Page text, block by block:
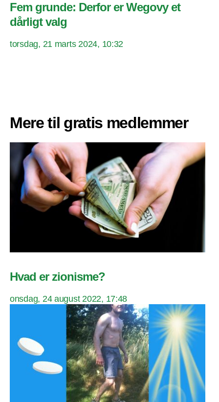
Fem grunde: Derfor er Wegovy et
dårligt valg
torsdag, 21 marts 2024, 10:32
Mere til gratis medlemmer
Hvad er zionisme?
onsdag, 24 august 2022, 17:48